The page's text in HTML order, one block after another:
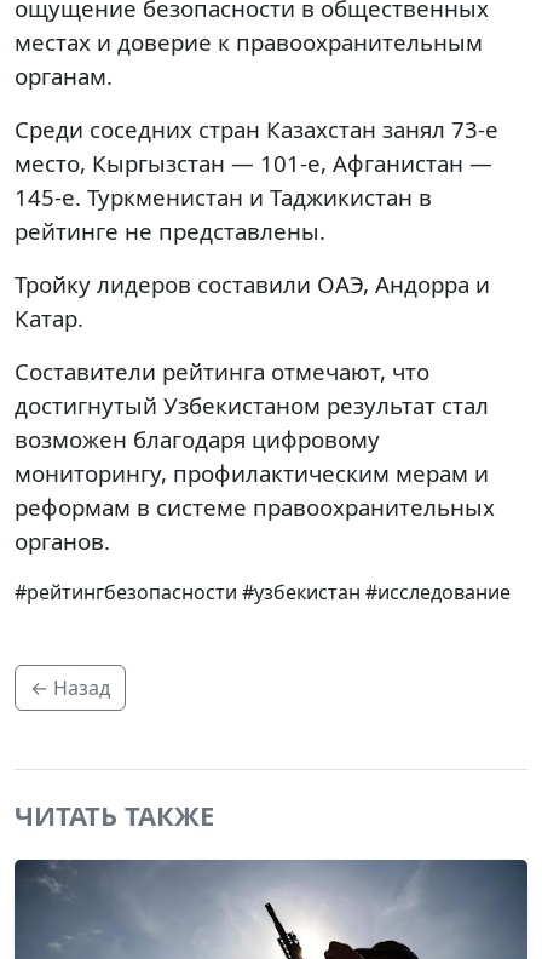
ощущение безопасности в общественных
местах и доверие к правоохранительным
органам.
Среди соседних стран Казахстан занял 73-е
место, Кыргызстан — 101-е, Афганистан —
145-е. Туркменистан и Таджикистан в
рейтинге не представлены.
Тройку лидеров составили ОАЭ, Андорра и
Катар.
Составители рейтинга отмечают, что
достигнутый Узбекистаном результат стал
возможен благодаря цифровому
мониторингу, профилактическим мерам и
реформам в системе правоохранительных
органов.
#рейтингбезопасности #узбекистан #исследование
← Назад
ЧИТАТЬ ТАКЖЕ